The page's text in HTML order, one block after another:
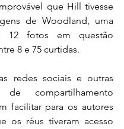
que Hill tivesse
de Woodland, uma
12 fotos em questão
8 e 75 curtidas.
redes sociais e outras
de compartilhamento
facilitar para os autores
os réus tiveram acesso